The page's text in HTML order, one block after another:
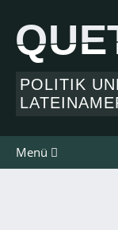
POLITIK
Menü